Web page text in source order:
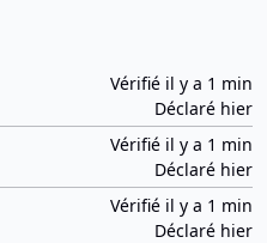
Vérifié il y a 1 min
Déclaré hier
Vérifié il y a 1 min
Déclaré hier
Vérifié il y a 1 min
Déclaré hier